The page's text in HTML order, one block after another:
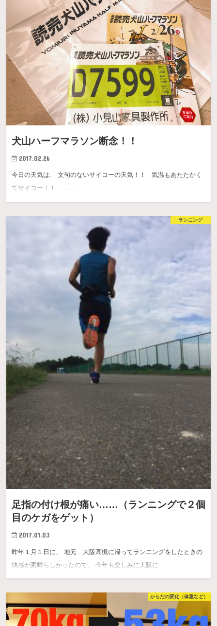
犬山ハーフマラソン断念！！
2017.02.26
今日の天気は、 文句のないサイコーの天気！！ 気温もあたたかく
てサイコー！！ … …
ランニング
足指の付け根が痛い……（ランニングで２個
目のケガをゲット）
2017.01.03
昨年１月１日に、 地元 大阪高槻に帰ってランニングをしたときの
快感が素晴らしかったので、 今年も楽しみに大阪に…
からだの変化（体重など）